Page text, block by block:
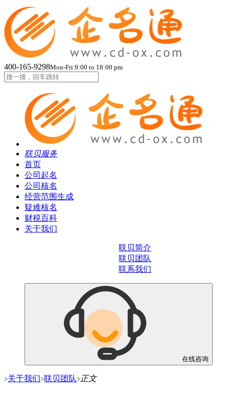
400-165-9298Mon-Fri 9:00 to 18:00 pm
联贝服务
首页
公司起名
公司核名
经营范围生成
疑难核名
财税百科
关于我们
联贝简介
联贝团队
联系我们
在线咨询
>关于我们>联贝团队> 正文